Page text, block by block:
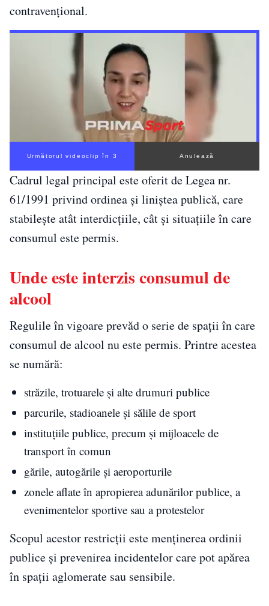
contravențional.
Următorul videoclip în 2 Anulează
Cadrul legal principal este oferit de Legea nr.
61/1991 privind ordinea și liniștea publică, care
stabilește atât interdicțiile, cât și situațiile în care
consumul este permis.
Unde este interzis consumul de
alcool
Regulile în vigoare prevăd o serie de spații în care
consumul de alcool nu este permis. Printre acestea
se numără:
străzile, trotuarele și alte drumuri publice
parcurile, stadioanele și sălile de sport
instituțiile publice, precum și mijloacele de
transport în comun
gările, autogările și aeroporturile
zonele aflate în apropierea adunărilor publice, a
evenimentelor sportive sau a protestelor
Scopul acestor restricții este menținerea ordinii
publice și prevenirea incidentelor care pot apărea
în spații aglomerate sau sensibile.